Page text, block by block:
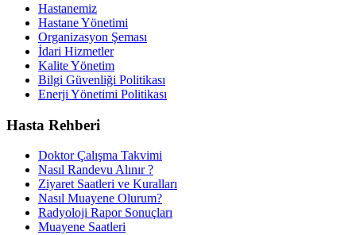
Hastanemiz
Hastane Yönetimi
Organizasyon Şeması
İdari Hizmetler
Kalite Yönetim
Bilgi Güvenliği Politikası
Enerji Yönetimi Politikası
Hasta Rehberi
Doktor Çalışma Takvimi
Nasıl Randevu Alınır ?
Ziyaret Saatleri ve Kuralları
Nasıl Muayene Olurum?
Radyoloji Rapor Sonuçları
Muayene Saatleri